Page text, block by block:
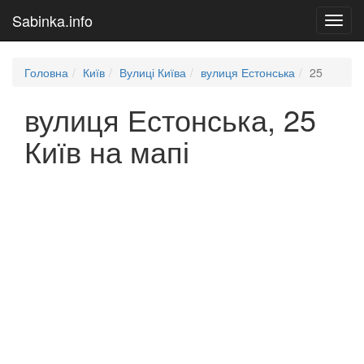
Sabinka.info
Головна Київ Вулиці Київа вулиця Естонська 25
вулиця Естонська, 25
Київ на мапі